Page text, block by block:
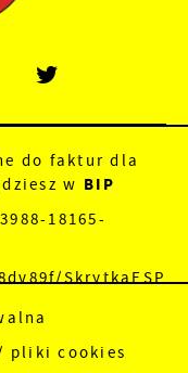
do faktur dla
w BIP
18165-
SkrytkaESP
pliki cookies